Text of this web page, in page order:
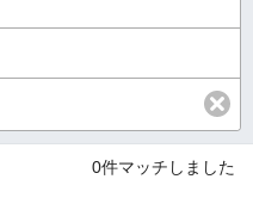
0件マッチしました